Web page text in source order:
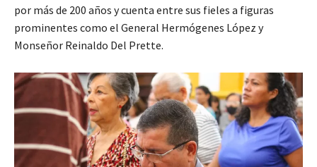
por más de 200 años y cuenta entre sus fieles a figuras
prominentes como el General Hermógenes López y
Monseñor Reinaldo Del Prette.